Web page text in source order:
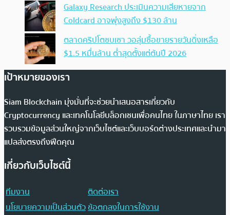
Galaxy Research ประเมินความเสียหายจาก
Coldcard อาจพุ่งสูงถึง $130 ล้าน
ตลาดคริปโตซบเซา วอลุ่มซื้อขายรายวันดิ่งเหลือ
$1.5 หมื่นล้าน ต่ำสุดตั้งแต่ต้นปี 2026
เป้าหมายของเรา
Siam Blockchain มุ่งมั่นที่จะช่วยนำเสนอสารเกี่ยวกับ
Cryptocurrency และเทคโนโลยีบล็อกเชนเพื่อคนไทย ในภาษาไทย เรา
รวบรวมข้อมูลส่วนใหญ่จากเว็บไซต์และเว็บบอร์ดต่างประเทศและนำมา
แปลส่งตรงถึงฟีดคุณ
เกี่ยวกับเว็บไซต์นี้
ทีมงาน
ติดต่อเรา
นโยบายความเป็นส่วนตัวข้อตกลงในการใช้งาน